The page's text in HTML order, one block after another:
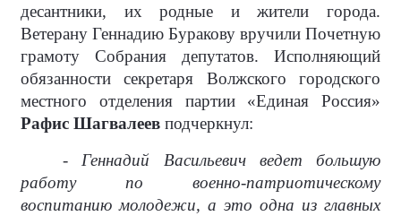
десантники, их родные и жители города.
Ветерану Геннадию Буракову вручили Почетную
грамоту Собрания депутатов. Исполняющий
обязанности секретаря Волжского городского
местного отделения партии «Единая Россия»
Рафис Шагвалеев подчеркнул:
- Геннадий Васильевич ведет большую
работу по военно-патриотическому
воспитанию молодежи, а это одна из главных